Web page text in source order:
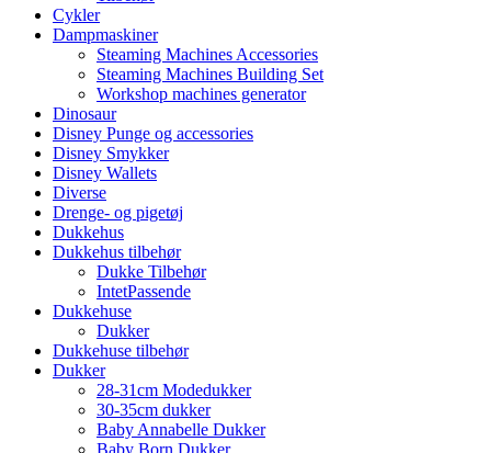
Cykler
Dampmaskiner
Steaming Machines Accessories
Steaming Machines Building Set
Workshop machines generator
Dinosaur
Disney Punge og accessories
Disney Smykker
Disney Wallets
Diverse
Drenge- og pigetøj
Dukkehus
Dukkehus tilbehør
Dukke Tilbehør
IntetPassende
Dukkehuse
Dukker
Dukkehuse tilbehør
Dukker
28-31cm Modedukker
30-35cm dukker
Baby Annabelle Dukker
Baby Born Dukker